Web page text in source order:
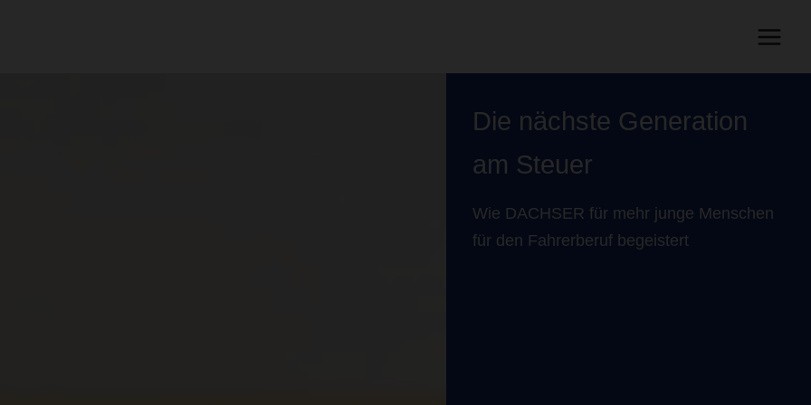
Die nächste Generation
am Steuer
Wie DACHSER für mehr junge Menschen
für den Fahrerberuf begeistert